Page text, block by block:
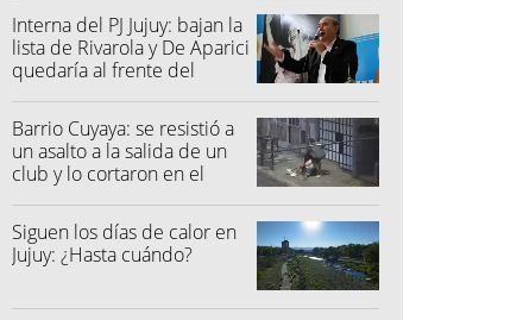
Interna del PJ Jujuy: bajan la
lista de Rivarola y De Aparici
quedaría al frente del
Barrio Cuyaya: se resistió a
un asalto a la salida de un
club y lo cortaron en el
Siguen los días de calor en
Jujuy: ¿Hasta cuándo?